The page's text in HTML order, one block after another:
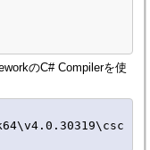
のC# Compilerを使